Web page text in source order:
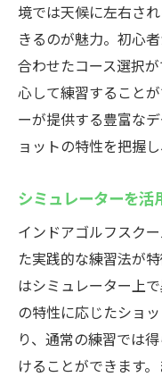
境では天候に左右さ
きるのが魅力。初心
合わせたコース選択
心して練習すること
ーが提供する豊富な
ョットの特性を把握
シミュレーターを活
インドアゴルフスク
た実践的な練習法が
はシミュレーター上
の特性に応じたショ
り、通常の練習では
けることができます